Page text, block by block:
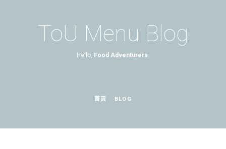
ToU Menu Blog
Hello, Food Adventurers.
首頁 BLOG